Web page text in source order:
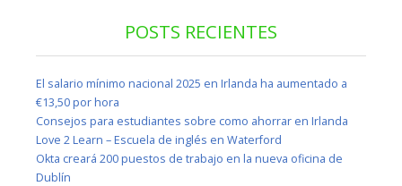
POSTS RECIENTES
El salario mínimo nacional 2025 en Irlanda ha aumentado a
€13,50 por hora
Consejos para estudiantes sobre como ahorrar en Irlanda
Love 2 Learn – Escuela de inglés en Waterford
Okta creará 200 puestos de trabajo en la nueva oficina de
Dublín